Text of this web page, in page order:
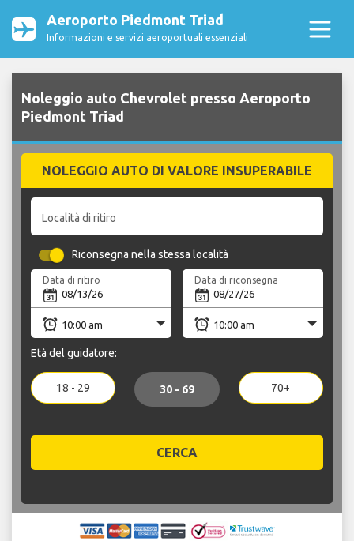
Aeroporto Piedmont Triad
Informazioni e servizi aeroportuali essenziali
Noleggio auto Chevrolet presso Aeroporto
Piedmont Triad
NOLEGGIO AUTO DI VALORE INSUPERABILE
Località di ritiro
Riconsegna nella stessa località
Data di ritiro Data di riconsegna
Età del guidatore:
18 - 29 30 - 69 70+
CERCA